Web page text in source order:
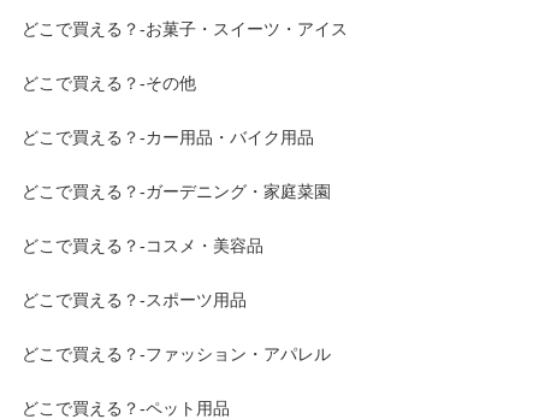
どこで買える？-お菓子・スイーツ・アイス
どこで買える？-その他
どこで買える？-カー用品・バイク用品
どこで買える？-ガーデニング・家庭菜園
どこで買える？-コスメ・美容品
どこで買える？-スポーツ用品
どこで買える？-ファッション・アパレル
どこで買える？-ペット用品